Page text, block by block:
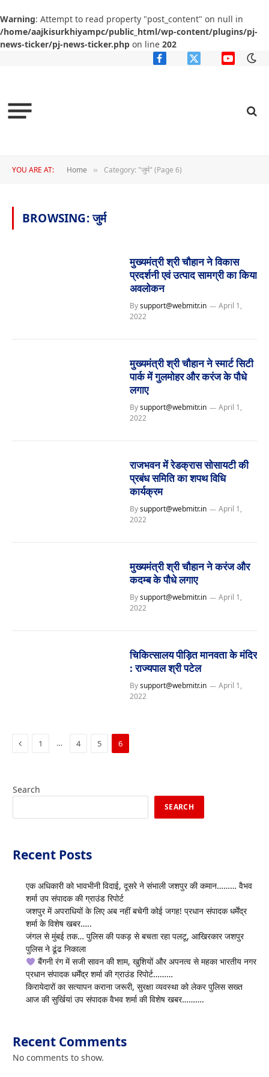
Warning: Attempt to read property "post_content" on null in
/home/aajkisurkhiyampc/public_html/wp-content/plugins/pj-
news-ticker/pj-news-ticker.php on line 202
FacebookX
YouTube
YOU ARE AT: Home » Category: "जुर्म" (Page 6)
BROWSING:जुर्म
मुख्यमंत्री श्री चौहान ने विकास
प्रदर्शनी एवं उत्पाद सामग्री का किया
अवलोकन
By support@webmitr.in
April 1,
2022
मुख्यमंत्री श्री चौहान ने स्मार्ट सिटी
पार्क में गुलमोहर और करंज के पौधे
लगाए
By support@webmitr.in
April 1,
2022
राजभवन में रेडक्रास सोसायटी की
प्रबंध समिति का शपथ विधि
कार्यक्रम
By support@webmitr.in
April 1,
2022
मुख्यमंत्री श्री चौहान ने करंज और
कदम्ब के पौधे लगाए
By support@webmitr.in
April 1,
2022
चिकित्सालय पीड़ित मानवता के मंदिर
: राज्यपाल श्री पटेल
By support@webmitr.in
April 1,
2022
Previous
1 … 4 5 6
Search
SEARCH
Recent Posts
एक अधिकारी को भावभीनी विदाई, दूसरे ने संभाली जशपुर की कमान……… वैभव
शर्मा उप संपादक की ग्राउंड रिपोर्ट
जशपुर में अपराधियों के लिए अब नहीं बचेगी कोई जगह! प्रधान संपादक धर्मेंद्र
शर्मा के विशेष खबर…..
जंगल से मुंबई तक… पुलिस की पकड़ से बचता रहा पलटू, आखिरकार जशपुर
पुलिस ने ढूंढ निकाला
बैंगनी रंग में सजी सावन की शाम, खुशियों और अपनत्व से महका भारतीय नगर
प्रधान संपादक धर्मेंद्र शर्मा की ग्राउंड रिपोर्ट………
किरायेदारों का सत्यापन कराना जरूरी, सुरक्षा व्यवस्था को लेकर पुलिस सख्त
आज की सुर्खियां उप संपादक वैभव शर्मा की विशेष खबर……….
Recent Comments
No comments to show.